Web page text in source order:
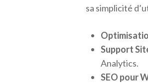
sa simplicité
Support
Analytics.
SEO pour